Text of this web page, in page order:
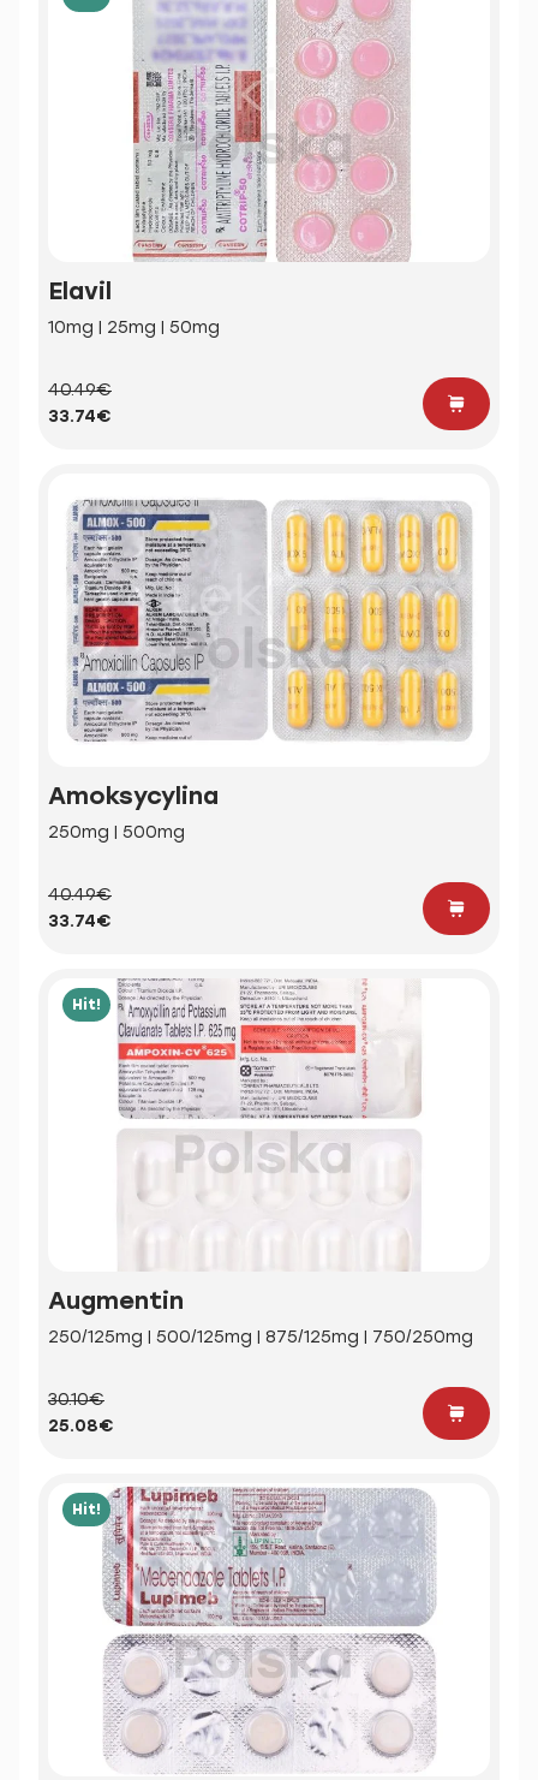
Elavil
10mg | 25mg | 50mg
40.49€
33.74€
Amoksycylina
250mg | 500mg
40.49€
33.74€
Hit!
Augmentin
250/125mg | 500/125mg | 875/125mg | 750/250mg
30.10€
25.08€
Hit!